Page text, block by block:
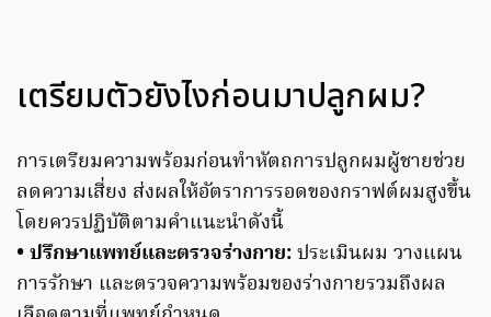
เตรียมตัวยังไงก่อนมาปลูกผม?
การเตรียมความพร้อมก่อนทำหัตถการปลูกผมผู้ชายช่วย
ลดความเสี่ยง ส่งผลให้อัตราการรอดของกราฟต์ผมสูงขึ้น
โดยควรปฏิบัติตามคำแนะนำดังนี้
• ปรึกษาแพทย์และตรวจร่างกาย:ประเมินผม วางแผน
การรักษา และตรวจความพร้อมของร่างกายรวมถึงผล